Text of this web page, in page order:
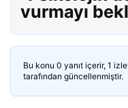
vurmayı
Bu konu 0 yanıt içerir, 1
tarafından güncellenmiştir.